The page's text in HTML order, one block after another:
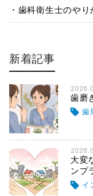
歯科衛生士のやり
新着記事
歯磨
歯
大変
ンプ
イ